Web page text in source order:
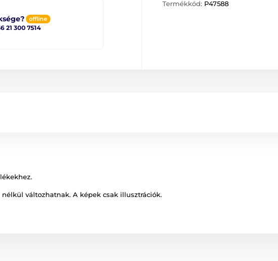
offline
21 300 7514
Termékkód: P47588
változhatnak. A képek csak illusztrációk.